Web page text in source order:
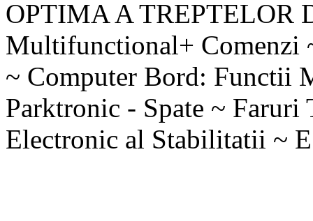
OPTIMA A TREPTELOR
Multifunctional+ Comenzi
~ Computer Bord: Functii
Parktronic - Spate ~
Electronic al Stabilitatii ~